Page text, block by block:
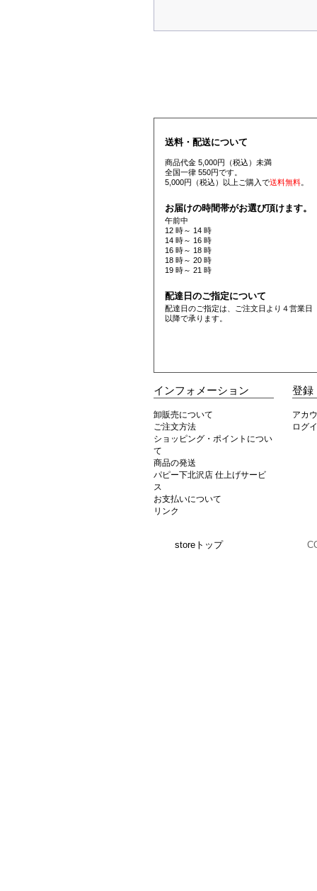
送料・配送について
商品代金 5,000円（税込）未満
全国一律 550円です。
5,000円（税込）以上ご購入で送料無料。
お届けの時間帯がお選び頂けます。
午前中
12 時～ 14 時
14 時～ 16 時
16 時～ 18 時
18 時～ 20 時
19 時～ 21 時
配達日のご指定について
配達日のご指定は、ご注文日より４営業日
以降で承ります。
インフォメーション
卸販売について
ご注文方法
ショッピング・ポイントについ
て
商品の発送
パピー下北沢店 仕上げサービ
ス
お支払いについて
リンク
登録
アカ
ログ
storeトップ